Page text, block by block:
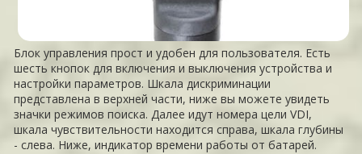
Блок управления прост и удобен для пользователя. Есть
шесть кнопок для включения и выключения устройства и
настройки параметров. Шкала дискриминации
представлена в верхней части, ниже вы можете увидеть
значки режимов поиска. Далее идут номера цели VDI,
шкала чувствительности находится справа, шкала глубины
- слева. Ниже, индикатор времени работы от батарей.